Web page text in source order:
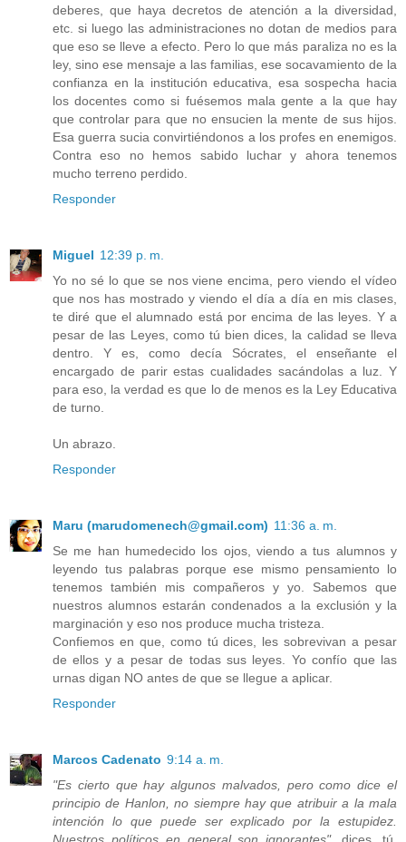
deberes, que haya decretos de atención a la diversidad,
etc. si luego las administraciones no dotan de medios para
que eso se lleve a efecto. Pero lo que más paraliza no es la
ley, sino ese mensaje a las familias, ese socavamiento de la
confianza en la institución educativa, esa sospecha hacia
los docentes como si fuésemos mala gente a la que hay
que controlar para que no ensucien la mente de sus hijos.
Esa guerra sucia convirtiéndonos a los profes en enemigos.
Contra eso no hemos sabido luchar y ahora tenemos
mucho terreno perdido.
Responder
Miguel 12:39 p. m.
Yo no sé lo que se nos viene encima, pero viendo el vídeo
que nos has mostrado y viendo el día a día en mis clases,
te diré que el alumnado está por encima de las leyes. Y a
pesar de las Leyes, como tú bien dices, la calidad se lleva
dentro. Y es, como decía Sócrates, el enseñante el
encargado de parir estas cualidades sacándolas a luz. Y
para eso, la verdad es que lo de menos es la Ley Educativa
de turno.
Un abrazo.
Responder
Maru (marudomenech@gmail.com) 11:36 a. m.
Se me han humedecido los ojos, viendo a tus alumnos y
leyendo tus palabras porque ese mismo pensamiento lo
tenemos también mis compañeros y yo. Sabemos que
nuestros alumnos estarán condenados a la exclusión y la
marginación y eso nos produce mucha tristeza.
Confiemos en que, como tú dices, les sobrevivan a pesar
de ellos y a pesar de todas sus leyes. Yo confío que las
urnas digan NO antes de que se llegue a aplicar.
Responder
Marcos Cadenato 9:14 a. m.
"Es cierto que hay algunos malvados, pero como dice el
principio de Hanlon, no siempre hay que atribuir a la mala
intención lo que puede ser explicado por la estupidez.